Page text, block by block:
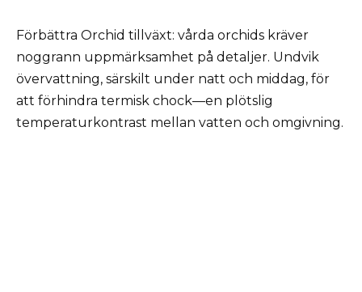
Förbättra Orchid tillväxt: vårda orchids kräver
noggrann uppmärksamhet på detaljer. Undvik
övervattning, särskilt under natt och middag, för
att förhindra termisk chock—en plötslig
temperaturkontrast mellan vatten och omgivning.